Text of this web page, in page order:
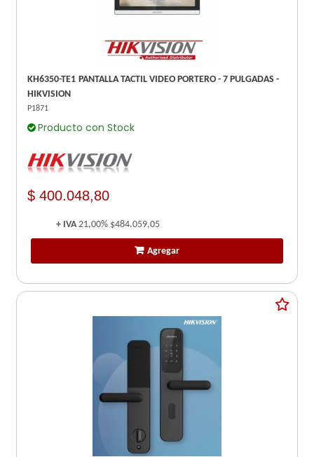
KH6350-TE1 PANTALLA TACTIL VIDEO PORTERO - 7 PULGADAS -
HIKVISION
P1871
Producto con Stock
$ 400.048,80
+ IVA21,00% $484.059,05
Agregar